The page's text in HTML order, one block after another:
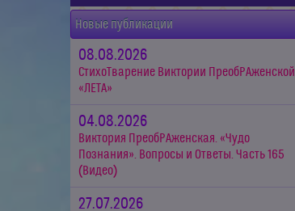
Новые публикации
08.08.2026
СтихоТварение Виктории ПреобРАженской
«ЛЕТА»
04.08.2026
Виктория ПреобРАженская. «Чудо
Познания». Вопросы и Ответы. Часть 165
(Видео)
27.07.2026